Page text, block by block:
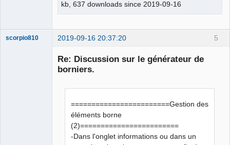
kb, 637 downloads since 2019-09-16
5
scorpio810 2019-09-16 20:37:20
Re: Discussion sur le générateur de
borniers.
========================Gestion des
éléments borne
(2)========================
-Dans l'onglet informations ou dans un